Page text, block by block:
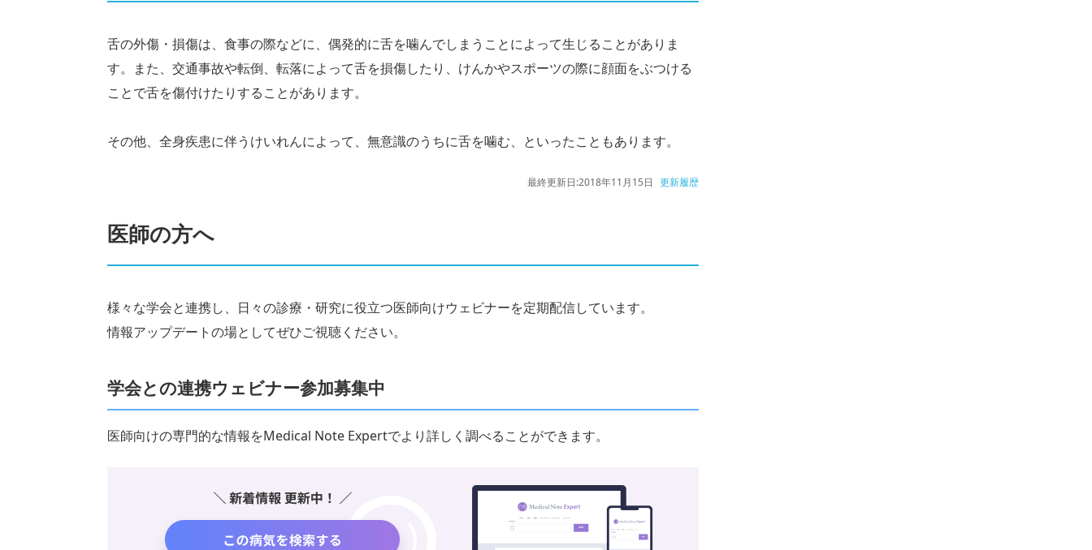
舌の外傷・損傷は、食事の際などに、偶発的に舌を噛んでしまうことによって生じることがありま
す。また、交通事故や転倒、転落によって舌を損傷したり、けんかやスポーツの際に顔面をぶつける
ことで舌を傷付けたりすることがあります。
その他、全身疾患に伴うけいれんによって、無意識のうちに舌を噛む、といったこともあります。
最終更新日:2018年11月15日 更新履歴
医師の方へ
様々な学会と連携し、日々の診療・研究に役立つ医師向けウェビナーを定期配信しています。
情報アップデートの場としてぜひご視聴ください。
学会との連携ウェビナー参加募集中
医師向けの専門的な情報をMedical Note Expertでより詳しく調べることができます。